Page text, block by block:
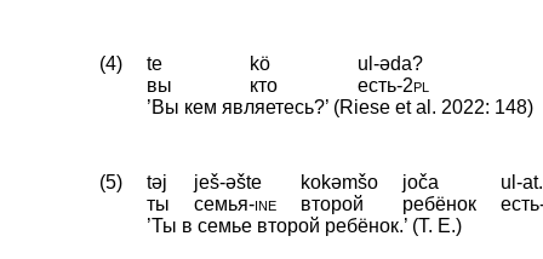
(4) te kö
ul-əda?
вы
кто есть‑2pl
’Вы кем являетесь?’ (Riese et al. 2022: 148)
(5) təj ješ-əšte kokəmšo joča
ul-at.
ты
семья‑ine второй ребёнок есть
’Ты в семье второй ребёнок.’ (T. E.)